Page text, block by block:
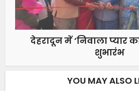
देहरादून में ‘निवाला प्यार
शुभारंभ
YOU MAY ALSO